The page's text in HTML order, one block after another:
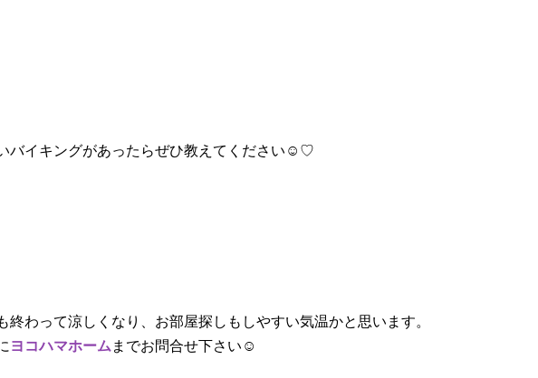
バイキングがあったらぜひ教えてください☺♡
終わって涼しくなり、お部屋探しもしやすい気温かと思います。
ヨコハマホーム までお問合せ下さい☺